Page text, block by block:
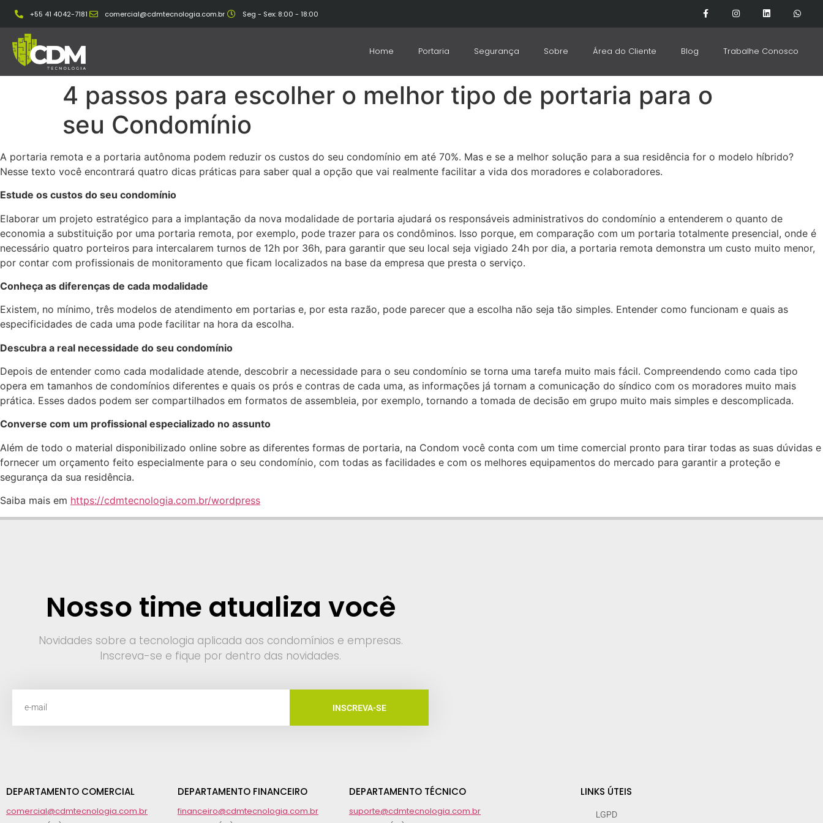
+55 41 4042-7181 comercial@cdmtecnologia.com.br Seg - Sex: 8:00 - 18:00
Home Portaria Segurança Sobre Área do Cliente Blog Trabalhe Conosco
4 passos para escolher o melhor tipo de portaria para o
seu Condomínio
A portaria remota e a portaria autônoma podem reduzir os custos do seu condomínio em até 70%. Mas e se a melhor solução para a sua residência for o modelo híbrido?
Nesse texto você encontrará quatro dicas práticas para saber qual a opção que vai realmente facilitar a vida dos moradores e colaboradores.
Estude os custos do seu condomínio
Elaborar um projeto estratégico para a implantação da nova modalidade de portaria ajudará os responsáveis administrativos do condomínio a entenderem o quanto de
economia a substituição por uma portaria remota, por exemplo, pode trazer para os condôminos. Isso porque, em comparação com um portaria totalmente presencial, onde é
necessário quatro porteiros para intercalarem turnos de 12h por 36h, para garantir que seu local seja vigiado 24h por dia, a portaria remota demonstra um custo muito menor,
por contar com profissionais de monitoramento que ficam localizados na base da empresa que presta o serviço.
Conheça as diferenças de cada modalidade
Existem, no mínimo, três modelos de atendimento em portarias e, por esta razão, pode parecer que a escolha não seja tão simples. Entender como funcionam e quais as
especificidades de cada uma pode facilitar na hora da escolha.
Descubra a real necessidade do seu condomínio
Depois de entender como cada modalidade atende, descobrir a necessidade para o seu condomínio se torna uma tarefa muito mais fácil. Compreendendo como cada tipo
opera em tamanhos de condomínios diferentes e quais os prós e contras de cada uma, as informações já tornam a comunicação do síndico com os moradores muito mais
prática. Esses dados podem ser compartilhados em formatos de assembleia, por exemplo, tornando a tomada de decisão em grupo muito mais simples e descomplicada.
Converse com um profissional especializado no assunto
Além de todo o material disponibilizado online sobre as diferentes formas de portaria, na Condom você conta com um time comercial pronto para tirar todas as suas dúvidas e
fornecer um orçamento feito especialmente para o seu condomínio, com todas as facilidades e com os melhores equipamentos do mercado para garantir a proteção e
segurança da sua residência.
Saiba mais em https://cdmtecnologia.com.br/wordpress
Nosso time atualiza você
Novidades sobre a tecnologia aplicada aos condomínios e empresas.
Inscreva-se e fique por dentro das novidades.
INSCREVA-SE
DEPARTAMENTO COMERCIAL
comercial@cdmtecnologia.com.br
DEPARTAMENTO FINANCEIRO
financeiro@cdmtecnologia.com.br
DEPARTAMENTO TÉCNICO
suporte@cdmtecnologia.com.br
LINKS ÚTEIS
LGPD